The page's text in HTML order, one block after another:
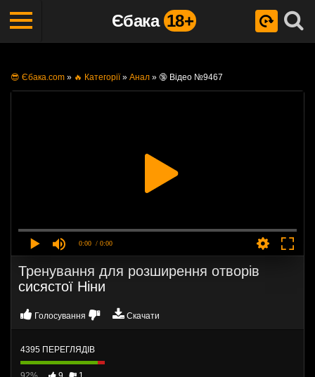
Єбака 18+
😎 Єбака.com » 🔥 Категорії» Анал » 🔞 Відео №9467
0:00 / 0:00
Тренування для розширення отворів
сисястої Ніни
Голосування Скачати
4395 ПЕРЕГЛЯДІВ